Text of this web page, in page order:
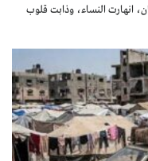
انهارت النساء، وذابت قلوب